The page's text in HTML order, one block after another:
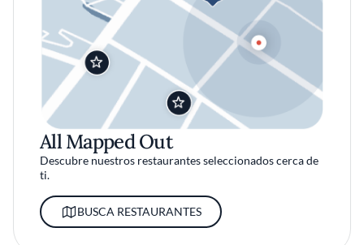
All Mapped Out
Descubre nuestros restaurantes seleccionados cerca de
ti.
BUSCA RESTAURANTES